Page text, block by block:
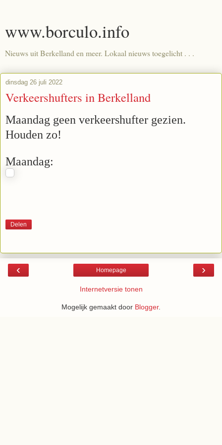
www.borculo.info
Nieuws uit Berkelland en meer. Lokaal nieuws toegelicht . . .
dinsdag 26 juli 2022
Verkeershufters in Berkelland
Maandag geen verkeershufter gezien.
Houden zo!
Maandag:
Delen
‹ ›
Homepage
Internetversie tonen
Mogelijk gemaakt door Blogger.